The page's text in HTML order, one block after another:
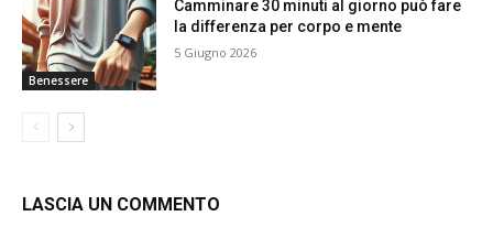
Benessere
Camminare 30 minuti al giorno può fare
la differenza per corpo e mente
5 Giugno 2026
LASCIA UN COMMENTO